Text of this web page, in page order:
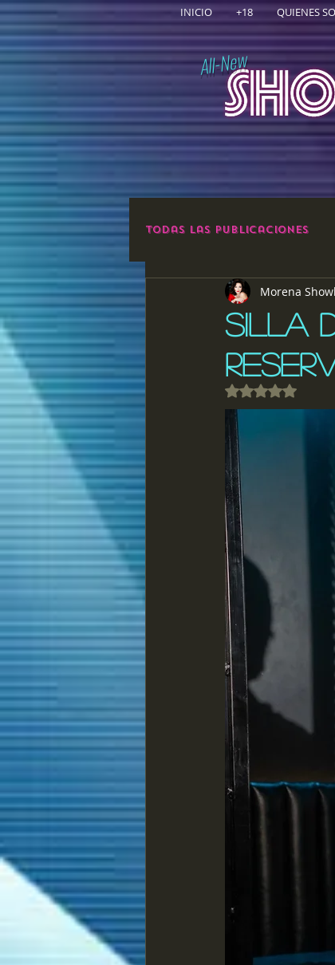
INICIO +18 QUIENES
All-New
Todas las publicaciones
SILLA
Morena
Obtuvo NaN